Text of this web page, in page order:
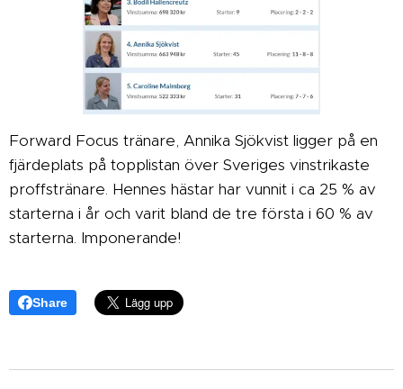
Forward Focus tränare, Annika Sjökvist ligger på en
fjärdeplats på topplistan över Sveriges vinstrikaste
proffstränare. Hennes hästar har vunnit i ca 25 % av
starterna i år och varit bland de tre första i 60 % av
starterna. Imponerande!
Share